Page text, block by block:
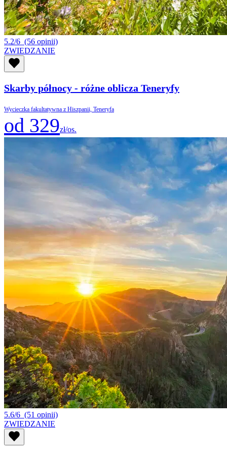
5.2/6 (56 opinii)
ZWIEDZANIE
Skarby północy - różne oblicza Teneryfy
Wycieczka fakultatywna z Hiszpanii, Teneryfa
od 329zł/os.
5.6/6 (51 opinii)
ZWIEDZANIE